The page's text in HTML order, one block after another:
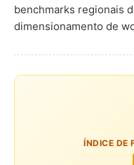
benchmarks regionais
dimensionamento de
ÍNDICE DE